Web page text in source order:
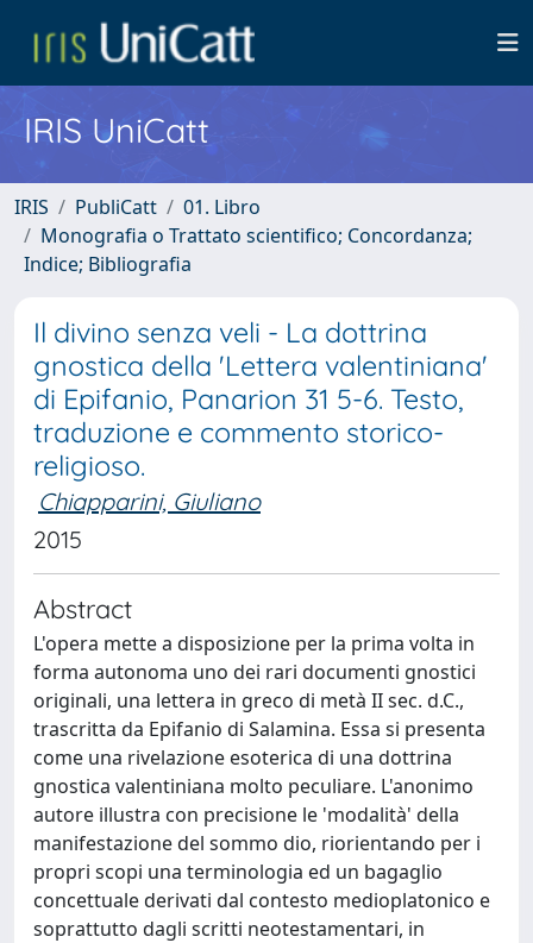
IRIS UniCatt
IRIS PubliCatt
01. Libro
Monografia o Trattato scientifico; Concordanza;
Indice; Bibliografia
Il divino senza veli - La dottrina
gnostica della 'Lettera valentiniana'
di Epifanio, Panarion 31 5-6. Testo,
traduzione e commento storico-
religioso.
Chiapparini, Giuliano
2015
Abstract
L'opera mette a disposizione per la prima volta in
forma autonoma uno dei rari documenti gnostici
originali, una lettera in greco di metà II sec. d.C.,
trascritta da Epifanio di Salamina. Essa si presenta
come una rivelazione esoterica di una dottrina
gnostica valentiniana molto peculiare. L'anonimo
autore illustra con precisione le 'modalità' della
manifestazione del sommo dio, riorientando per i
propri scopi una terminologia ed un bagaglio
concettuale derivati dal contesto medioplatonico e
soprattutto dagli scritti neotestamentari, in